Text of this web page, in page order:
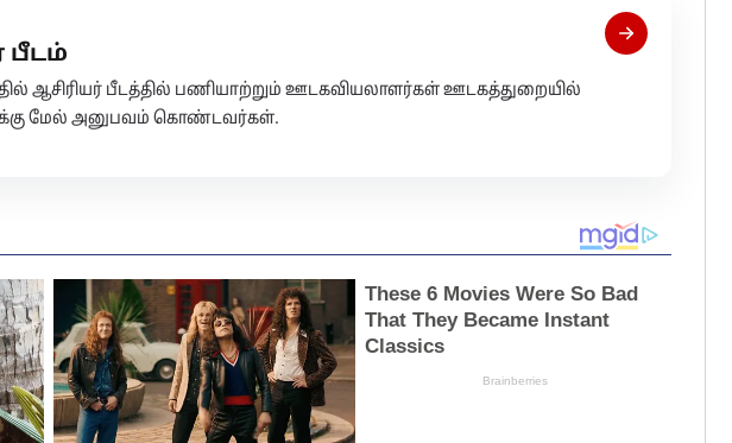
பீடம்
ஆசிரியர் பீடத்தில் பணியாற்றும் ஊடகவியலாளர்கள் ஊடகத்துறையில்
மேல் அனுபவம் கொண்டவர்கள்.